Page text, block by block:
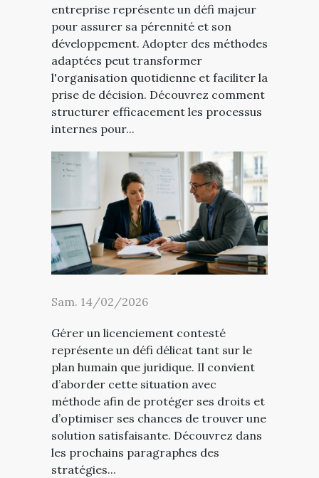
entreprise représente un défi majeur
pour assurer sa pérennité et son
développement. Adopter des méthodes
adaptées peut transformer
l'organisation quotidienne et faciliter la
prise de décision. Découvrez comment
structurer efficacement les processus
internes pour...
Sam. 14/02/2026
Gérer un licenciement contesté
représente un défi délicat tant sur le
plan humain que juridique. Il convient
d’aborder cette situation avec
méthode afin de protéger ses droits et
d’optimiser ses chances de trouver une
solution satisfaisante. Découvrez dans
les prochains paragraphes des
stratégies...